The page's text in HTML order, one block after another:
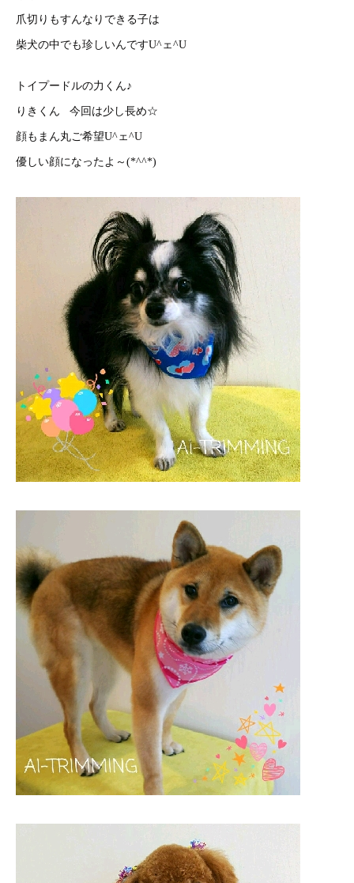
爪切りもすんなりできる子は
柴犬の中でも珍しいんですU^ェ^U
トイプードルの力くん♪
りきくん 今回は少し長め☆
顔もまん丸ご希望U^ェ^U
優しい顔になったよ～(*^^*)